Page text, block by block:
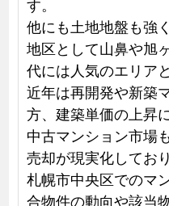
他にも土地地盤も強
地区として山鼻や旭
代には人気のエリア
近年は再開発や新築
方、建築単価の上昇
中古マンション市場
売却が現実化してお
札幌市中央区でのマ
合物件の動向や該当